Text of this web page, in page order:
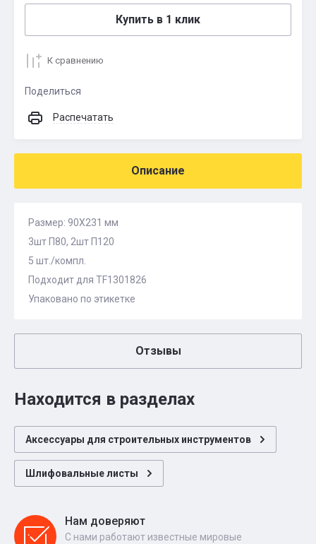
Купить в 1 клик
К сравнению
Поделиться
Распечатать
Описание
Размер: 90X231 мм
3шт П80, 2шт П120
5 шт./компл.
Подходит для TF1301826
Упаковано по этикетке
Отзывы
Находится в разделах
Аксессуары для строительных инструментов
Шлифовальные листы
Нам доверяют
С нами работают известные мировые